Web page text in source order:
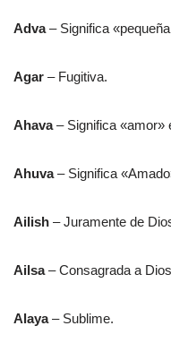
Adva– Significa
Agar – Fugitiva.
Ahava– Significa «amor»
Ahuva– Significa
Ailish – Juramente de
Ailsa– Consagrada a
Alaya– Sublime.